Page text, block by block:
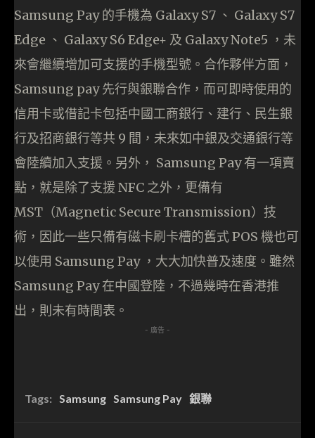
Samsung Pay 的手機為 Galaxy S7 、 Galaxy S7
Edge 、 Galaxy S6 Edge+ 及 Galaxy Note5 ，未
來會繼續增加可支援的手機型號。合作夥伴方面，
Samsung pay 先行與銀聯合作，而可即時使用的
信用卡或借記卡包括中國工商銀行、建行、民生銀
行及招商銀行等共 9 間，未來如中銀及交通銀行等
會陸續加入支援。另外， Samsung Pay 有一項賣
點，就是除了支援 NFC 之外，更備有
MST（Magnetic Secure Transmission）技
術，因此一些只備有磁卡刷卡槽的舊式 POS 機也可
以使用 Samsung Pay ，大大加快普及速度。雖然
Samsung Pay 在中國登陸，不過幾時在香港推
出，則未有時間表。
- 廣告 -
Tags: Samsung Samsung Pay 銀聯